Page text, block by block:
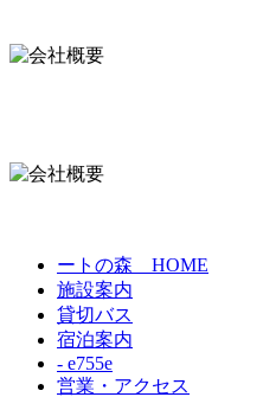
ートの森 HOME
施設案内
貸切バス
宿泊案内
- e755e
営業・アクセス